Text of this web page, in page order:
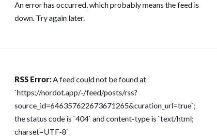
An error has occurred, which probably means the feed is
down. Try again later.
RSS Error:A feed could not be found at
`https://nordot.app/-/feed/posts/rss?
source_id=646357622673671265&curation_url=true`;
the status code is `404` and content-type is `text/html;
charset=UTF-8`